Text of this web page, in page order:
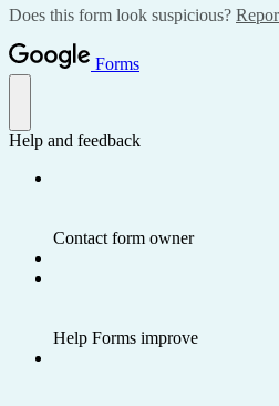
Does this form look suspicious?
Forms
Help and feedback
Contact form owner
Help Forms improve